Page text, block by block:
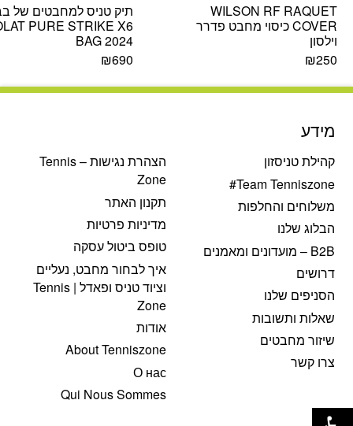
WILSON RF RAQUET
COVER כיסוי מחבט פדרר
וילסון
₪250
תיק טניס למחבטים של
PURE STRIKE X6
BAG 2024
₪690
מידע
קהילת טניסזון
Team Tenniszone#
משלוחים והחלפות
הבלוג שלנו
B2B – מועדונים ומאמנים
דרושים
הסניפים שלנו
שאלות ותשובות
שיזור מחבטים
צרו קשר
הצהרת נגישות – Tennis
Zone
תקנון האתר
מדיניות פרטיות
טופס ביטול עסקה
איך לבחור מחבט, נעליים
וציוד טניס ופאדל | Tennis
Zone
אודות
About Tenniszone
О нас
Qui Nous Sommesפתח סרגל נגישות